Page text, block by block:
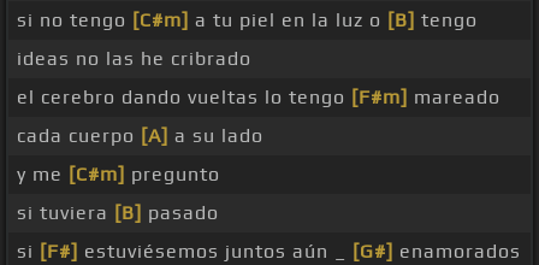
si no tengo [C#m] a tu piel en la luz o [B] tengo
ideas no las he cribrado
el cerebro dando vueltas lo tengo [F#m] mareado
cada cuerpo [A] a su lado
y me [C#m] pregunto
si tuviera [B] pasado
si [F#] estuviésemos juntos aún _ [G#] enamorados